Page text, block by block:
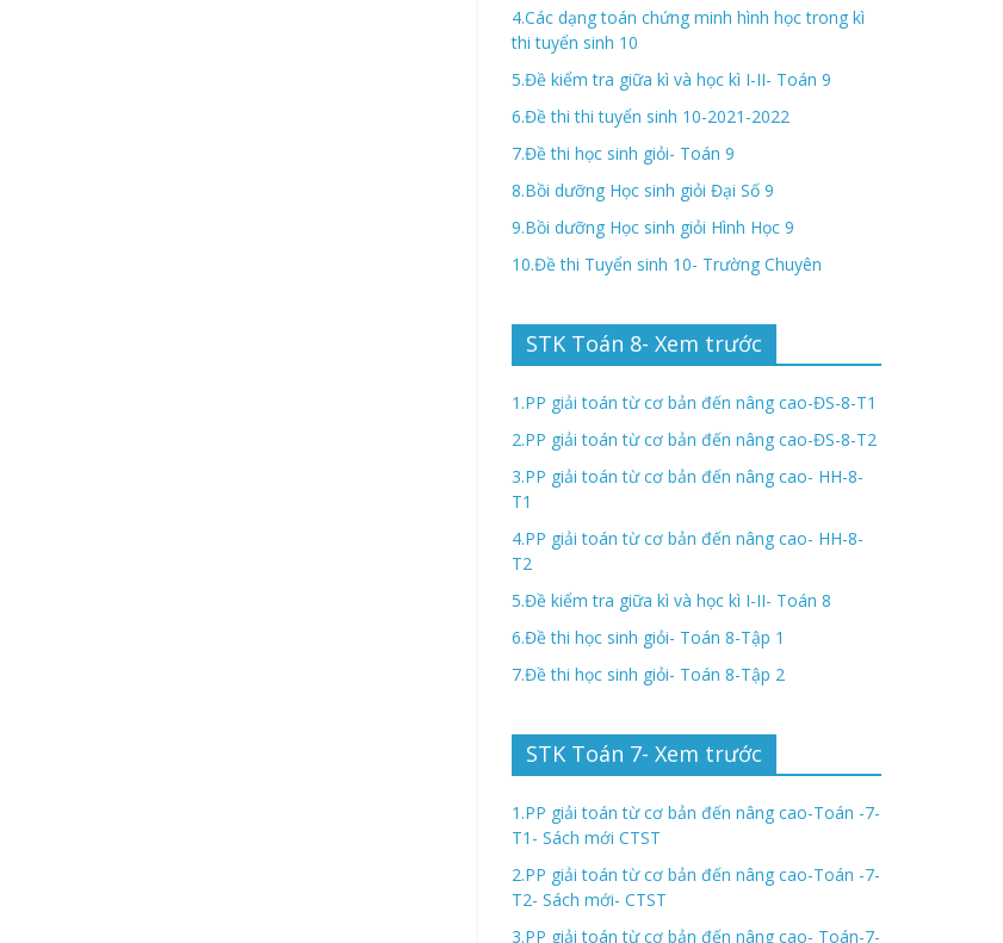
4.Các dạng toán chứng minh hình học trong kì
thi tuyển sinh 10
5.Đề kiểm tra giữa kì và học kì I-II- Toán 9
6.Đề thi thi tuyển sinh 10-2021-2022
7.Đề thi học sinh giỏi- Toán 9
8.Bồi dưỡng Học sinh giỏi Đại Số 9
9.Bồi dưỡng Học sinh giỏi Hình Học 9
10.Đề thi Tuyển sinh 10- Trường Chuyên
STK Toán 8- Xem trước
1.PP giải toán từ cơ bản đến nâng cao-ĐS-8-T1
2.PP giải toán từ cơ bản đến nâng cao-ĐS-8-T2
3.PP giải toán từ cơ bản đến nâng cao- HH-8-
T1
4.PP giải toán từ cơ bản đến nâng cao- HH-8-
T2
5.Đề kiểm tra giữa kì và học kì I-II- Toán 8
6.Đề thi học sinh giỏi- Toán 8-Tập 1
7.Đề thi học sinh giỏi- Toán 8-Tập 2
STK Toán 7- Xem trước
1.PP giải toán từ cơ bản đến nâng cao-Toán -7-
T1- Sách mới CTST
2.PP giải toán từ cơ bản đến nâng cao-Toán -7-
T2- Sách mới- CTST
3.PP giải toán từ cơ bản đến nâng cao- Toán-7-